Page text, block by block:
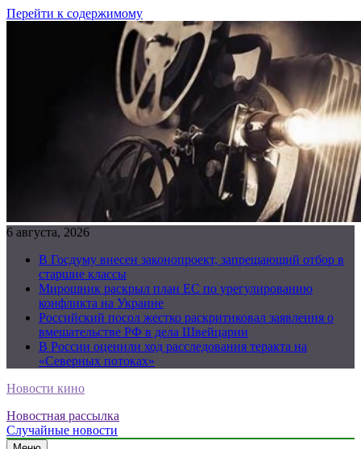
Перейти к содержимому
6 августа, 2026
В Госдуму внесен законопроект, запрещающий отбор в
старшие классы
Мирошник раскрыл план ЕС по урегулированию
конфликта на Украине
Российский посол жестко раскритиковал заявления о
вмешательстве РФ в дела Швейцарии
В России оценили ход расследования теракта на
«Северных потоках»
Новости кино
Новостная рассылка
Случайные новости